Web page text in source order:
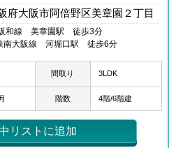
府大阪市阿倍野区美章園２丁目
和線 美章園駅 徒歩3分
南大阪線 河堀口駅 徒歩6分
間取り 3LDK
階数 4階/6階建
リストに追加